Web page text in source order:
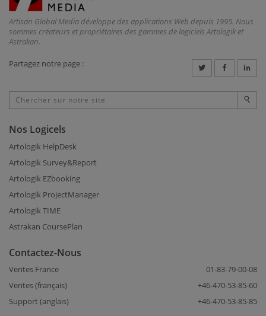
Artisan Global Media développe des applications Web depuis 1995. Nous
sommes créateurs et propriétaires des gammes de logiciels Artologik et
Astrakan.
Partagez notre page :
Nos Logicels
Artologik HelpDesk
Artologik Survey&Report
Artologik EZbooking
Artologik ProjectManager
Artologik TIME
Astrakan CoursePlan
Contactez-Nous
Ventes France
01-83-79-00-08
Ventes (français)
+46-470-53-85-60
Support (anglais)
+46-470-53-85-85